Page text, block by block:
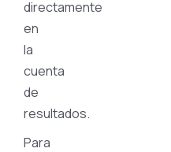
directamente
en
la
cuenta
de
resultados.
Para